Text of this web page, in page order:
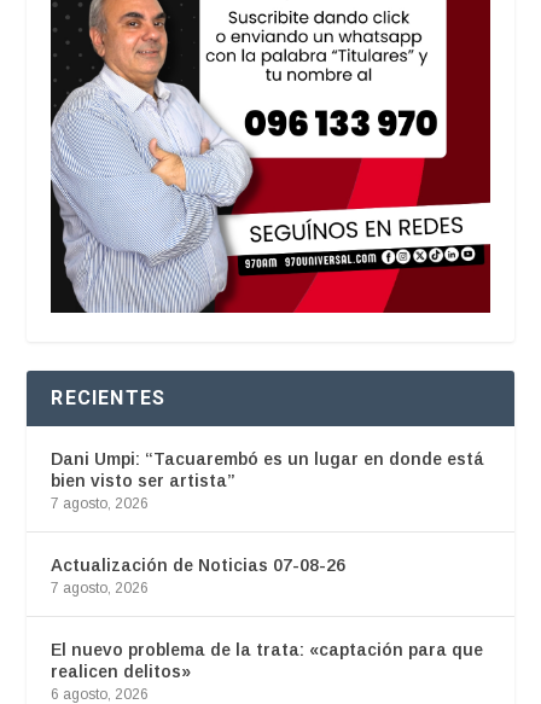
RECIENTES
Dani Umpi: “Tacuarembó es un lugar en donde está
bien visto ser artista”
7 agosto, 2026
Actualización de Noticias 07-08-26
7 agosto, 2026
El nuevo problema de la trata: «captación para que
realicen delitos»
6 agosto, 2026